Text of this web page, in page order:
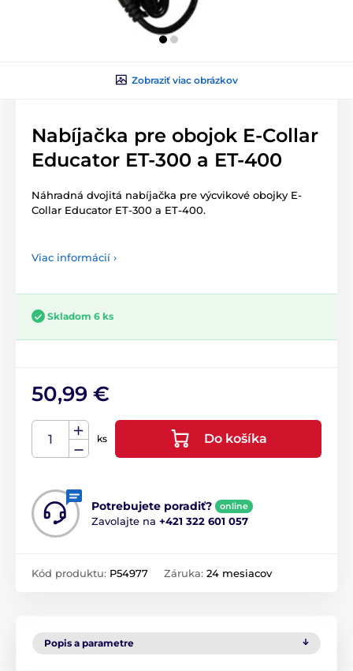
Zobraziť viac obrázkov
Nabíjačka pre obojok E-Collar
Educator ET-300 a ET-400
Náhradná dvojitá nabíjačka pre výcvikové obojky E-
Collar Educator ET-300 a ET-400.
Viac informácií ›
Skladom 6 ks
50,99 €
ks Do košíka
Potrebujete poradiť? online
Zavolajte na +421 322 601 057
Kód produktu: P54977 Záruka: 24 mesiacov
Popis a parametre